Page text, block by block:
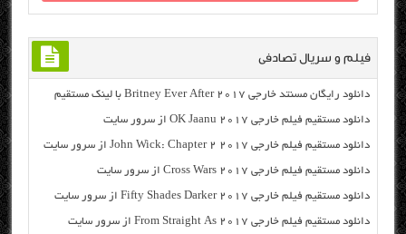
فیلم و سریال تصادفی
دانلود رایگان مسنتد خارجی Britney Ever After 2017 با لینک مستقیم
دانلود مستقیم فیلم خارجی OK Jaanu 2017 از سرور سایت
دانلود مستقیم فیلم خارجی John Wick: Chapter 2 2017 از سرور سایت
دانلود مستقیم فیلم خارجی Cross Wars 2017 از سرور سایت
دانلود مستقیم فیلم خارجی Fifty Shades Darker 2017 از سرور سایت
دانلود مستقیم فیلم خارجی From Straight As 2017 از سرور سایت